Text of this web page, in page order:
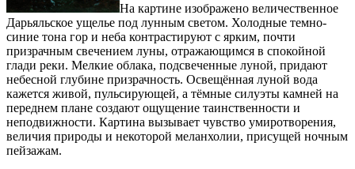
На картине изображено величественное
Дарьяльское ущелье под лунным светом. Холодные темно-
синие тона гор и неба контрастируют с ярким, почти
призрачным свечением луны, отражающимся в спокойной
глади реки. Мелкие облака, подсвеченные луной, придают
небесной глубине призрачность. Освещённая луной вода
кажется живой, пульсирующей, а тёмные силуэты камней на
переднем плане создают ощущение таинственности и
неподвижности. Картина вызывает чувство умиротворения,
величия природы и некоторой меланхолии, присущей ночным
пейзажам.